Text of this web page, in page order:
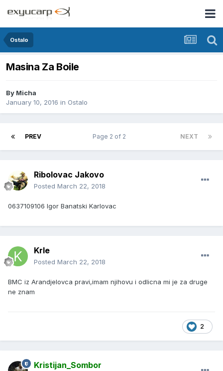
Ostalo
Masina Za Boile
By Micha
January 10, 2016 in Ostalo
PREV NEXT
Page 2 of 2
Ribolovac Jakovo
Posted March 22, 2018
0637109106 Igor Banatski Karlovac
Krle
Posted March 22, 2018
BMC iz Arandjelovca pravi,imam njihovu i odlicna mi je za druge
ne znam
2
Kristijan_Sombor